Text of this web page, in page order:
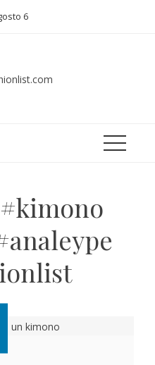
6
#kimono